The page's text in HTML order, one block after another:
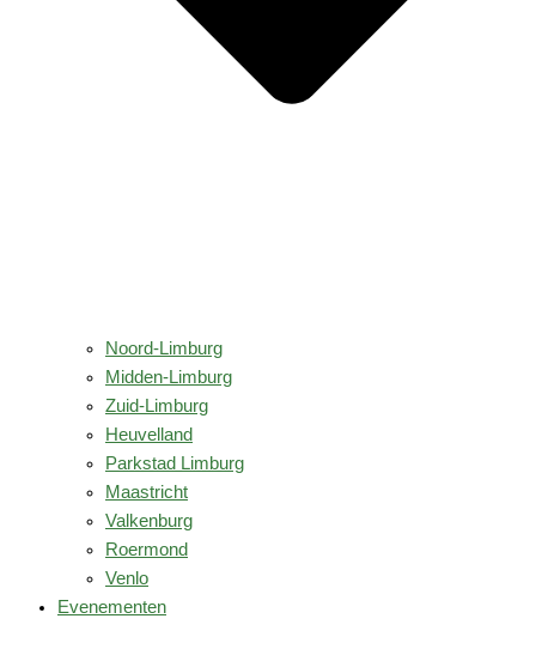
Noord-Limburg
Midden-Limburg
Zuid-Limburg
Heuvelland
Parkstad Limburg
Maastricht
Valkenburg
Roermond
Venlo
Evenementen